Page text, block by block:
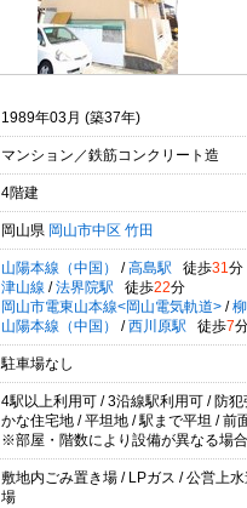
1989年03月 (築37年)
マンション／鉄筋コンクリート造
4階建
岡山県 岡山市中区 竹田
山陽本線（中国） / 高島駅 徒歩31 分
津山線 / 法界院駅 徒歩22分
岡山市電東山本線<岡山電気軌道> /
山陽本線（中国）
/ 西川原駅 徒歩7
駐車場なし
4駅以上利用可 / 3沿線駅利用可 / 防犯
かな住宅地 / 平坦地 / 駅まで平坦 / 前
※部屋・階数により設備が異なる場合
敷地内ごみ置き場 / LPガス / 公営上
場